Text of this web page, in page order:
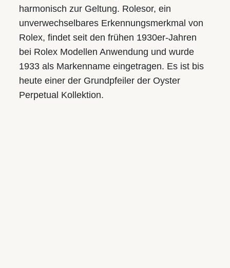
harmonisch zur Geltung. Rolesor, ein
unverwechsel­bares Erkennungs­merkmal von
Rolex, findet seit den frühen 1930er-Jahren
bei Rolex Modellen Anwendung und wurde
1933 als Markenname eingetragen. Es ist bis
heute einer der Grundpfeiler der Oyster
Perpetual Kollektion.
Tel.:+43 732 774105-31
E-Mail:juwelier@smwild.at
Öffnungszeiten:
Mo.-Fr.: 9.30 bis 18.00
Sa.: 9.30 bis 17.00
Juwelier S.M.WILD